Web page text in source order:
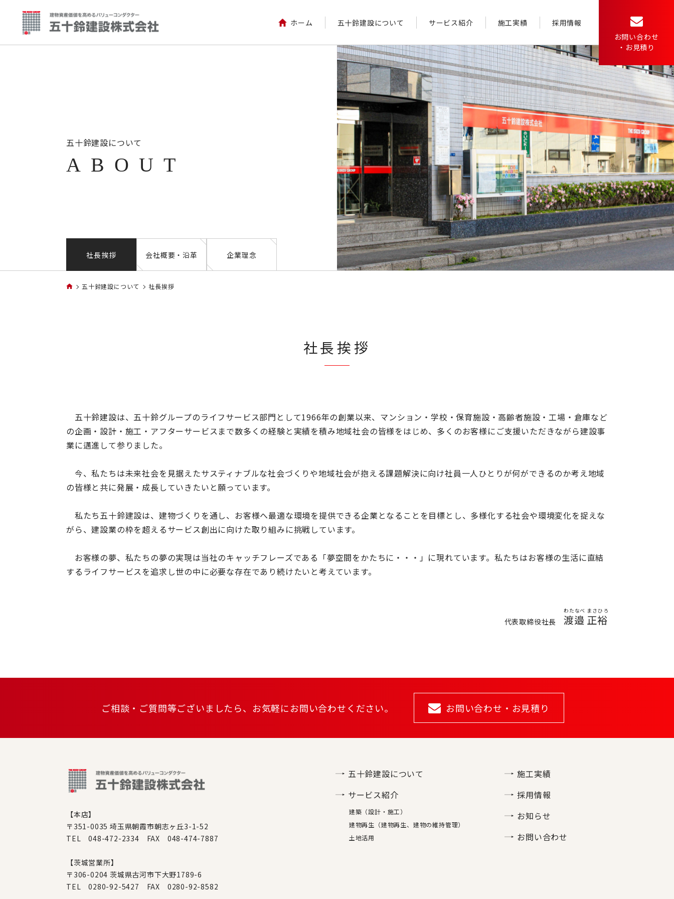
ホーム 五十鈴建設について サービス紹介 施工実績
採用情報
お問い合わせ
・お見積り
五十鈴建設について
ABOUT
社長挨拶 会社概要・沿革 企業理念
五十鈴建設について 社長挨拶
社長挨拶
五十鈴建設は、五十鈴グループのライフサービス部門として1966年の創業以来、マンション・学校・保育施設・高齢者施設・工場・倉庫など
の企画・設計・施工・アフターサービスまで数多くの経験と実績を積み地域社会の皆様をはじめ、多くのお客様にご支援いただきながら建設事
業に邁進して参りました。
今、私たちは未来社会を見据えたサスティナブルな社会づくりや地域社会が抱える課題解決に向け社員一人ひとりが何ができるのか考え地域
の皆様と共に発展・成長していきたいと願っています。
私たち五十鈴建設は、建物づくりを通し、お客様へ最適な環境を提供できる企業となることを目標とし、多様化する社会や環境変化を捉えな
がら、建設業の枠を超えるサービス創出に向けた取り組みに挑戦しています。
お客様の夢、私たちの夢の実現は当社のキャッチフレーズである「夢空間をかたちに・・・」に現れています。私たちはお客様の生活に直結
するライフサービスを追求し世の中に必要な存在であり続けたいと考えています。
代表取締役社長 渡邉 正裕
ご相談・ご質問等ございましたら、 お気軽にお問い合わせください。 お問い合わせ・お見積り
【本店】
〒351-0035 埼玉県朝霞市朝志ヶ丘3-1-52
TEL 048-472-2334 FAX 048-474-7887
【茨城営業所】
〒306-0204 茨城県古河市下大野1789-6
TEL 0280-92-5427 FAX 0280-92-8582
五十鈴建設について
サービス紹介
建築（設計・施工）
建物再生（建物再生、建物の維持管理）
土地活用
施工実績
採用情報
お知らせ
お問い合わせ